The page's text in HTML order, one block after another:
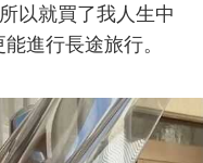
以就買了我人生中
進行長途旅行。